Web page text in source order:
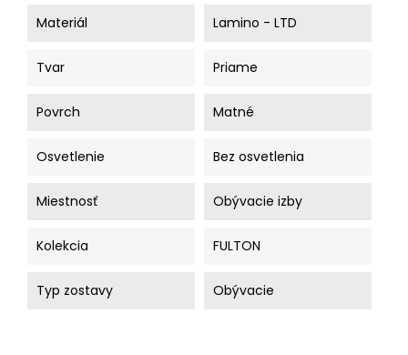
Materiál Lamino - LTD
Tvar Priame
Povrch Matné
Osvetlenie Bez osvetlenia
Miestnosť Obývacie izby
Kolekcia FULTON
Typ zostavy Obývacie